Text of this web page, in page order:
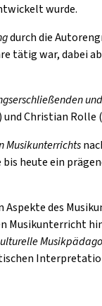
wurde.
durch die
tätig war, dabei
Christian
Musikunterrichts
heute ein
des
Musikunterricht